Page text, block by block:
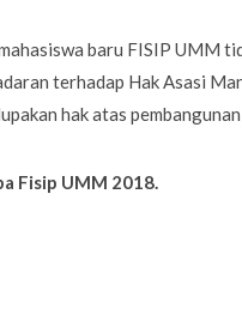
baru FISIP UMM
terhadap Hak Asasi
hak atas
Fisip UMM 2018.